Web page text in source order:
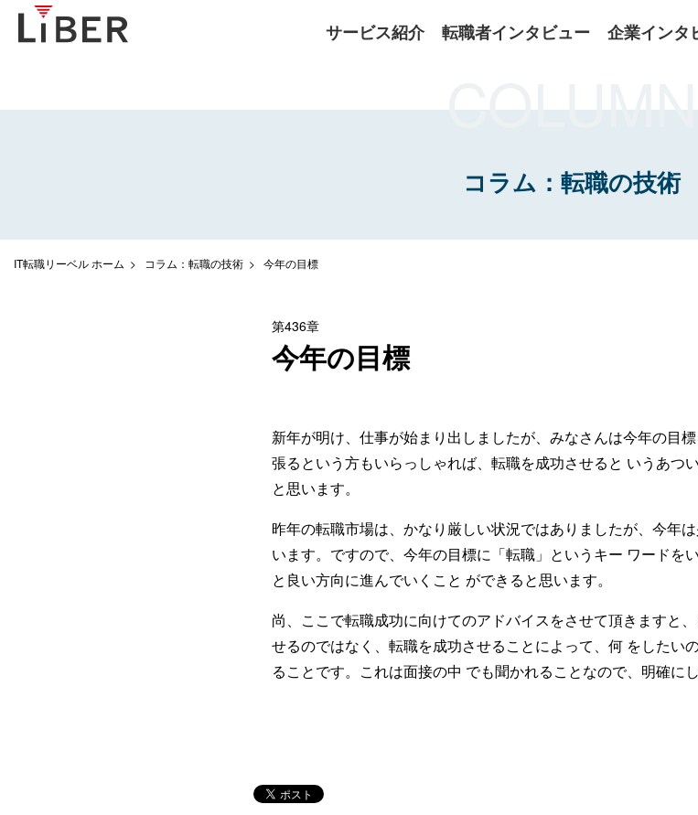
サービス紹介 転職者インタビュー 企業インタ
COLUMN
コラム：転職の技術
IT転職リーベル ホーム コラム：転職の技術 今年の目標
第436章
今年の目標
新年が明け、仕事が始まり出しましたが、みなさんは今年の目
張るという方もいらっしゃれば、転職を成功させると いうあつ
と思います。
昨年の転職市場は、かなり厳しい状況ではありましたが、今年
います。ですので、今年の目標に「転職」というキー ワードを
と良い方向に進んでいくこと ができると思います。
尚、ここで転職成功に向けてのアドバイスをさせて頂きますと
せるのではなく、転職を成功させることによって、何 をしたい
ることです。これは面接の中 でも聞かれることなので、明確に